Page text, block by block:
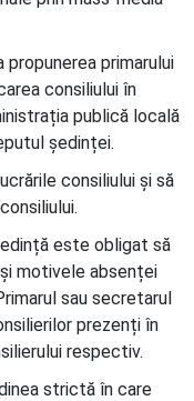
primarului
consiliului în
publică locală
ședinței.
consiliului și să
este obligat să
motivele absenței
sau secretarul
prezenți în
respectiv.
strictă în care